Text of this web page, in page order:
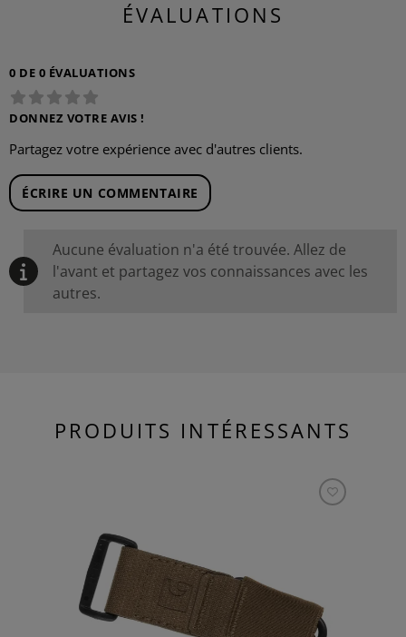
ÉVALUATIONS
0 DE 0 ÉVALUATIONS
DONNEZ VOTRE AVIS !
Partagez votre expérience avec d'autres clients.
ÉCRIRE UN COMMENTAIRE
Aucune évaluation n'a été trouvée. Allez de
l'avant et partagez vos connaissances avec les
autres.
PRODUITS INTÉRESSANTS